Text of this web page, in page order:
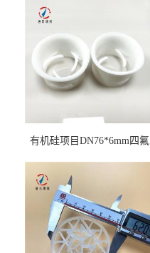
有机硅项目DN76*6mm四氟